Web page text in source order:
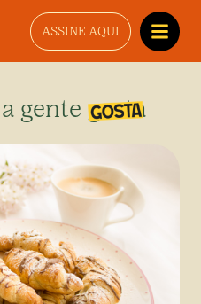
ASSINE AQUI
gente gosta